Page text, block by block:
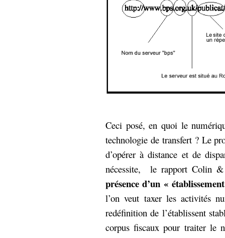
Ceci posé, en quoi le
technologie de transfert ? Le
d’opérer à distance et de
nécessite, le rapport Colin
présence d’un «
l’on veut taxer les activités
redéfinition de l’établissent
corpus fiscaux pour traiter le